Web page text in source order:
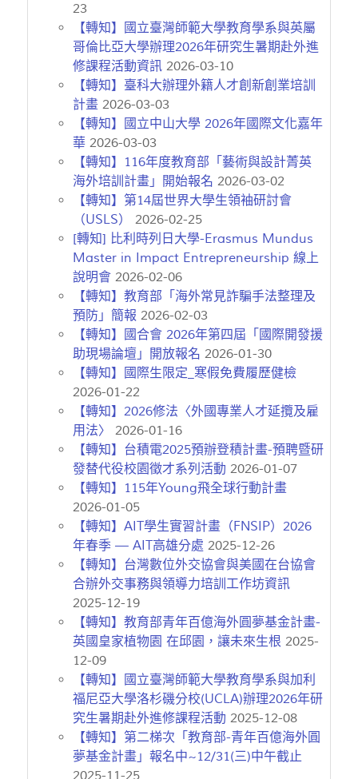
23
【轉知】國立臺灣師範大學教育學系與英屬
哥倫比亞大學辦理2026年研究生暑期赴外進
修課程活動資訊 2026-03-10
【轉知】臺科大辦理外籍人才創新創業培訓
計畫 2026-03-03
【轉知】國立中山大學 2026年國際文化嘉年
華 2026-03-03
【轉知】116年度教育部「藝術與設計菁英
海外培訓計畫」開始報名 2026-03-02
【轉知】第14屆世界大學生領袖研討會
（USLS） 2026-02-25
[轉知] 比利時列日大學-Erasmus Mundus
Master in Impact Entrepreneurship 線上
說明會 2026-02-06
【轉知】教育部「海外常見詐騙手法整理及
預防」簡報 2026-02-03
【轉知】國合會 2026年第四屆「國際開發援
助現場論壇」開放報名 2026-01-30
【轉知】國際生限定_寒假免費履歷健檢
2026-01-22
【轉知】2026修法〈外國專業人才延攬及雇
用法〉 2026-01-16
【轉知】台積電2025預辦登積計畫-預聘暨研
發替代役校園徵才系列活動 2026-01-07
【轉知】115年Young飛全球行動計畫
2026-01-05
【轉知】AIT學生實習計畫（FNSIP）2026
年春季 — AIT高雄分處 2025-12-26
【轉知】台灣數位外交協會與美國在台協會
合辦外交事務與領導力培訓工作坊資訊
2025-12-19
【轉知】教育部青年百億海外圓夢基金計畫-
英國皇家植物園 在邱園，讓未來生根 2025-
12-09
【轉知】國立臺灣師範大學教育學系與加利
福尼亞大學洛杉磯分校(UCLA)辦理2026年研
究生暑期赴外進修課程活動 2025-12-08
【轉知】第二梯次「教育部-青年百億海外圓
夢基金計畫」報名中~12/31(三)中午截止